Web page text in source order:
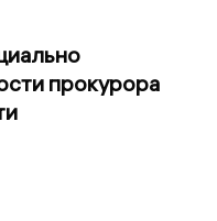
прокурора